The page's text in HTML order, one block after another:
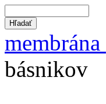
membrána
básnikov